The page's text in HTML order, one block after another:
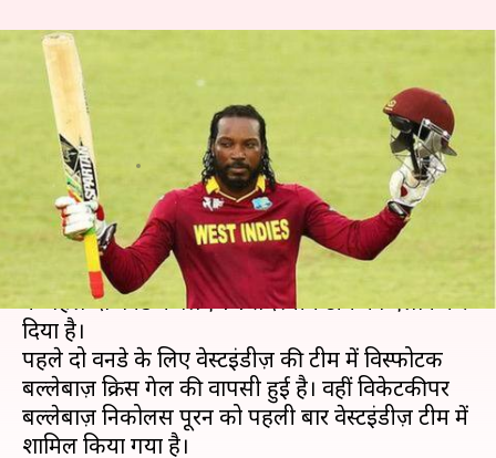
वेस्टइंडीज़ ने इंग्लैंड के खिलाफ वनडे
सीरीज़ के लिए किया टीम का ऐलान,
गेल की वापसी
मोहम्मद वाहिद Feb 07, 2019 07:15 pm
क्या है खबर?
वेस्टइंडीज़ ने इंग्लैंड के खिलाफ पांच मैचों की वनडे सीरीज़
के पहले दो वनडे के लिए 14 सदस्यीय टीम का ऐलान कर
दिया है।
पहले दो वनडे के लिए वेस्टइंडीज़ की टीम में विस्फोटक
बल्लेबाज़ क्रिस गेल की वापसी हुई है। वहीं विकेटकीपर
बल्लेबाज़ निकोलस पूरन को पहली बार वेस्टइंडीज़ टीम में
शामिल किया गया है।